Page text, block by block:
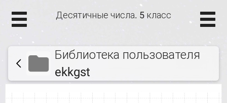
Десятичные числа. 5 класс
Библиотека пользователя
ekkgst